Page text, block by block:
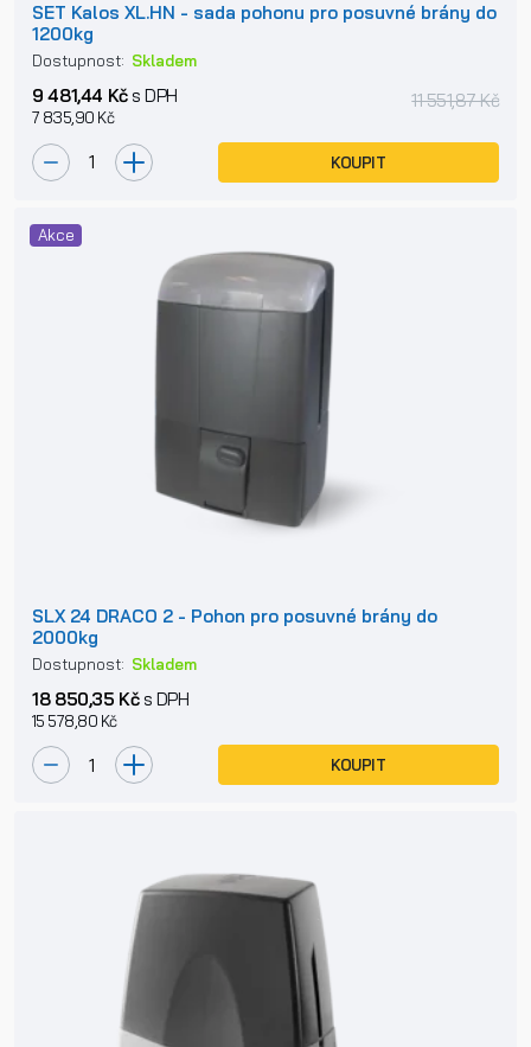
SET Kalos XL.HN - sada pohonu pro posuvné brány do
1200kg
Dostupnost: Skladem
9 481,44 Kčs DPH
7 835,90 Kč
11 551,87 Kč
KOUPIT
Akce
SLX 24 DRACO 2 - Pohon pro posuvné brány do
2000kg
Dostupnost: Skladem
18 850,35 Kčs DPH
15 578,80 Kč
KOUPIT